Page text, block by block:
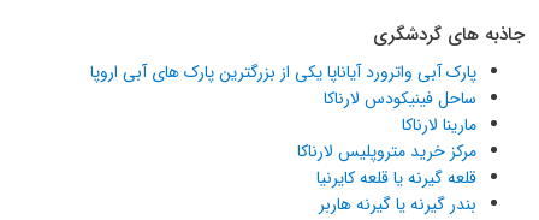
جاذبه های گردشگری
پارک آبی واترورد آیاناپا یکی از بزرگترین پارک های آبی اروپا
ساحل فینیکودس لارناکا
مارینا لارناکا
مرکز خرید متروپلیس لارناکا
قلعه گیرنه یا قلعه کایرنیا
بندر گیرنه یا گیرنه هاربر